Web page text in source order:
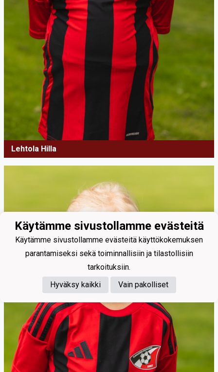
Lehtola Hilla
Käytämme sivustollamme evästeitä
Käytämme sivustollamme evästeitä käyttökokemuksen
parantamiseksi sekä toiminnallisiin ja tilastollisiin
tarkoituksiin.
Hyväksy kaikki
Vain pakolliset